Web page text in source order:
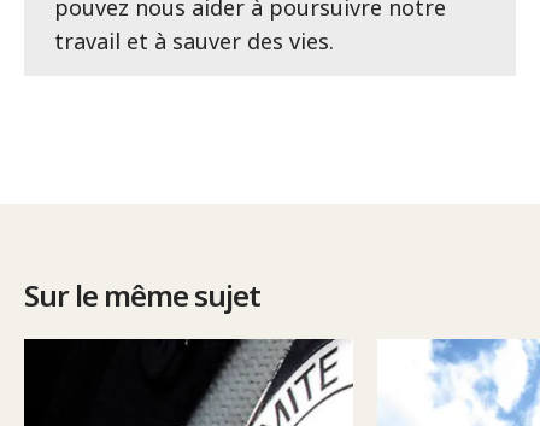
pouvez nous aider à poursuivre notre
travail et à sauver des vies.
Sur le même sujet